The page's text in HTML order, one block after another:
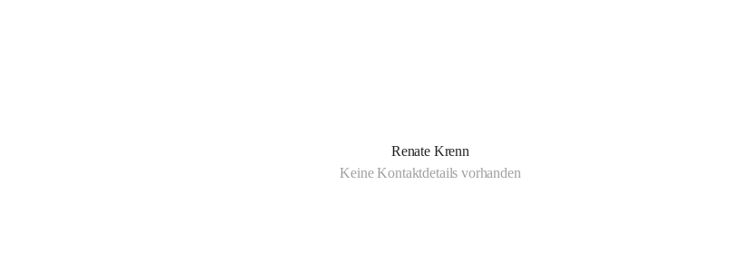
Renate Krenn
Keine Kontaktdetails vorhanden